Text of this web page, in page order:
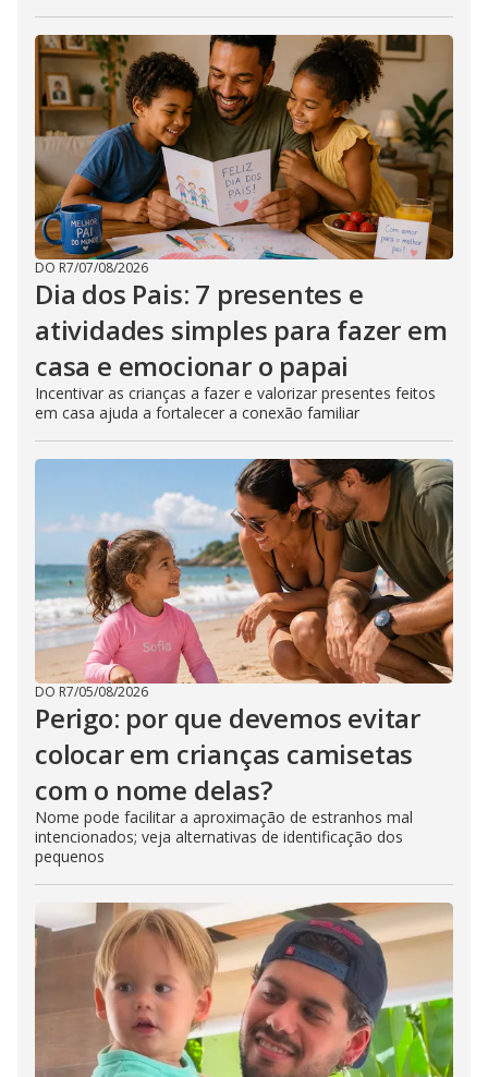
DO R7/07/08/2026
Dia dos Pais: 7 presentes e
atividades simples para fazer em
casa e emocionar o papai
Incentivar as crianças a fazer e valorizar presentes feitos
em casa ajuda a fortalecer a conexão familiar
DO R7/05/08/2026
Perigo: por que devemos evitar
colocar em crianças camisetas
com o nome delas?
Nome pode facilitar a aproximação de estranhos mal
intencionados; veja alternativas de identificação dos
pequenos